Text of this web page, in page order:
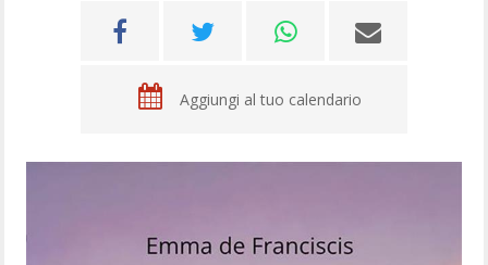
Aggiungi al tuo calendario